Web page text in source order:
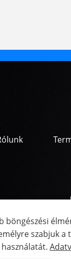
© 2022
böngészési
szabjuk a